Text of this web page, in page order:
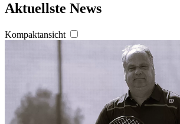
Aktuellste News
Kompaktansicht